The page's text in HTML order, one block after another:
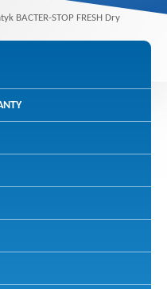
BACTER-STOP FRESH Dry